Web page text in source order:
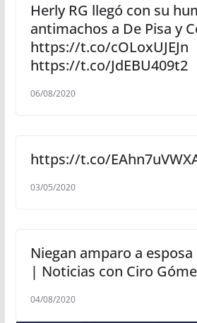
Herly RG llegó con su
antimachos a De Pisa y
https://t.co/cOLoxUJEJn
https://t.co/JdEBU409t2
06/08/2020
https://t.co/
03/05/2020
Niegan amparo a esposa
| Noticias con Ciro
04/08/2020